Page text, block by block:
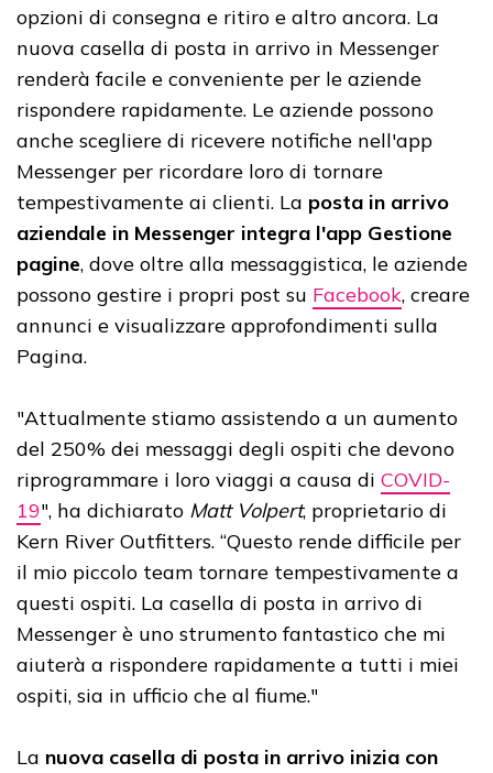
opzioni di consegna e ritiro e altro ancora. La
nuova casella di posta in arrivo in Messenger
renderà facile e conveniente per le aziende
rispondere rapidamente. Le aziende possono
anche scegliere di ricevere notifiche nell'app
Messenger per ricordare loro di tornare
tempestivamente ai clienti. La posta in arrivo
aziendale in Messenger integra l'app Gestione
pagine, dove oltre alla messaggistica, le aziende
possono gestire i propri post su Facebook, creare
annunci e visualizzare approfondimenti sulla
Pagina.
"Attualmente stiamo assistendo a un aumento
del 250% dei messaggi degli ospiti che devono
riprogrammare i loro viaggi a causa di COVID-
19", ha dichiarato Matt Volpert, proprietario di
Kern River Outfitters. “Questo rende difficile per
il mio piccolo team tornare tempestivamente a
questi ospiti. La casella di posta in arrivo di
Messenger è uno strumento fantastico che mi
aiuterà a rispondere rapidamente a tutti i miei
ospiti, sia in ufficio che al fiume."
La nuova casella di posta in arrivo inizia con